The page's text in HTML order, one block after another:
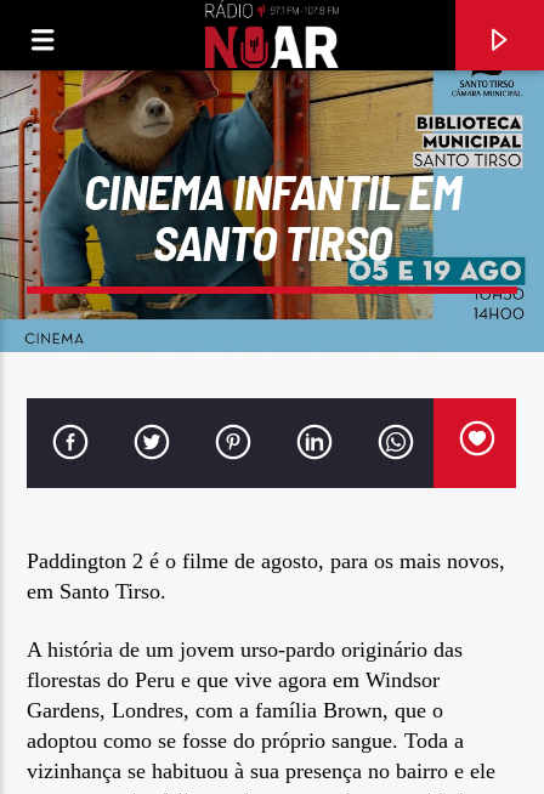
FAIXA ATUAL
Rádio No ar
CINEMA INFANTIL EM
SANTO TIRSO
Paddington 2 é o filme de agosto, para os mais novos,
em Santo Tirso.
A história de um jovem urso-pardo originário das
florestas do Peru e que vive agora em Windsor
Gardens, Londres, com a família Brown, que o
adoptou como se fosse do próprio sangue. Toda a
vizinhança se habituou à sua presença no bairro e ele